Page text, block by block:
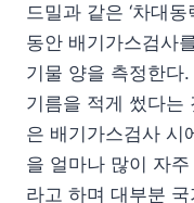
드밀과 같은 ‘차대
동안 배기가스검사
기물 양을 측정한다
기름을 적게 썼다는
은 배기가스검사 시
을 얼마나 많이 자
라고 하며 대부분